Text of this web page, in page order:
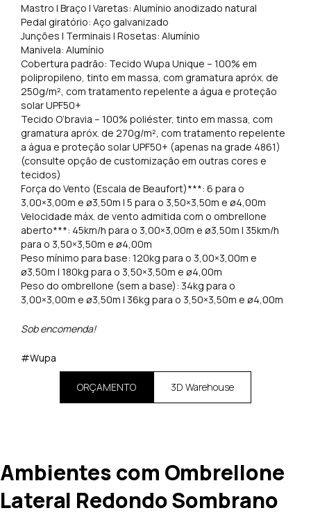
Mastro | Braço | Varetas: Alumínio anodizado natural
Pedal giratório: Aço galvanizado
Junções | Terminais | Rosetas: Alumínio
Manivela: Alumínio
Cobertura padrão: Tecido Wupa Unique – 100% em
polipropileno, tinto em massa, com gramatura apróx. de
250g/m², com tratamento repelente a água e proteção
solar UPF50+
Tecido O’bravia – 100% poliéster, tinto em massa, com
gramatura apróx. de 270g/m², com tratamento repelente
a água e proteção solar UPF50+ (apenas na grade 4861)
(consulte opção de customização em outras cores e
tecidos)
Força do Vento (Escala de Beaufort)***: 6 para o
3,00×3,00m e ø3,50m | 5 para o 3,50×3,50m e ø4,00m
Velocidade máx. de vento admitida com o ombrellone
aberto***: 45km/h para o 3,00×3,00m e ø3,50m | 35km/h
para o 3,50×3,50m e ø4,00m
Peso mínimo para base: 120kg para o 3,00×3,00m e
ø3,50m | 180kg para o 3,50×3,50m e ø4,00m
Peso do ombrellone (sem a base): 34kg para o
3,00×3,00m e ø3,50m | 36kg para o 3,50×3,50m e ø4,00m
Sob encomenda!
#Wupa
ORÇAMENTO 3D Warehouse
Ambientes com Ombrellone
Lateral Redondo Sombrano